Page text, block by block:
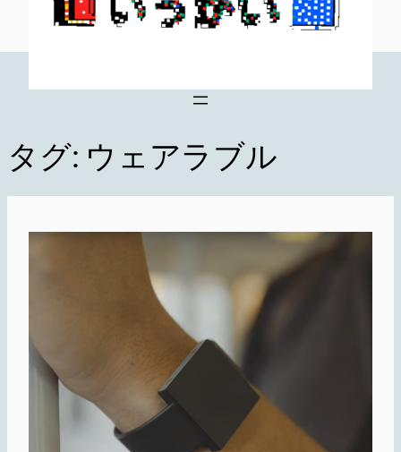
タグ: ウェアラブル